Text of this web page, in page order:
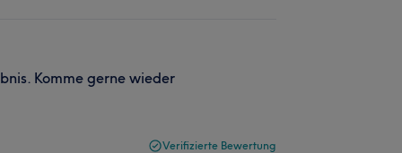
Komme gerne wieder
Verifizierte Bewertung